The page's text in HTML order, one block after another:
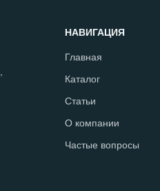
НАВИГАЦИЯ
Главная
Каталог
Статьи
О компании
Частые вопросы